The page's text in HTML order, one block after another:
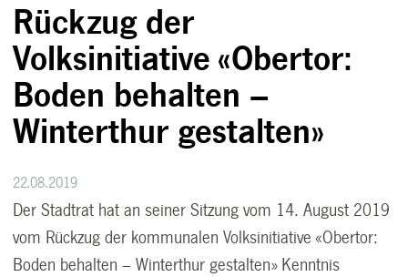
Rückzug der
Volksinitiative «Obertor:
Boden behalten –
Winterthur gestalten»
22.08.2019
Der Stadtrat hat an seiner Sitzung vom 14. August 2019
vom Rückzug der kommunalen Volksinitiative «Obertor:
Boden behalten – Winterthur gestalten» Kenntnis